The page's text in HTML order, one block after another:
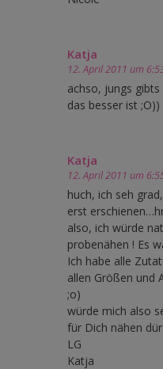
Katja
12. April 2011 um
achso, jungs
das besser ist ;O))
Katja
12. April 2011 um
huch, ich seh
erst
also, ich würde
probenähen ! Es
Ich habe alle
allen Größen und
;o)
würde mich also
für Dich nähen
LG
Katja